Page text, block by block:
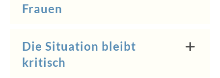
Frauen
Die Situation bleibt
kritisch